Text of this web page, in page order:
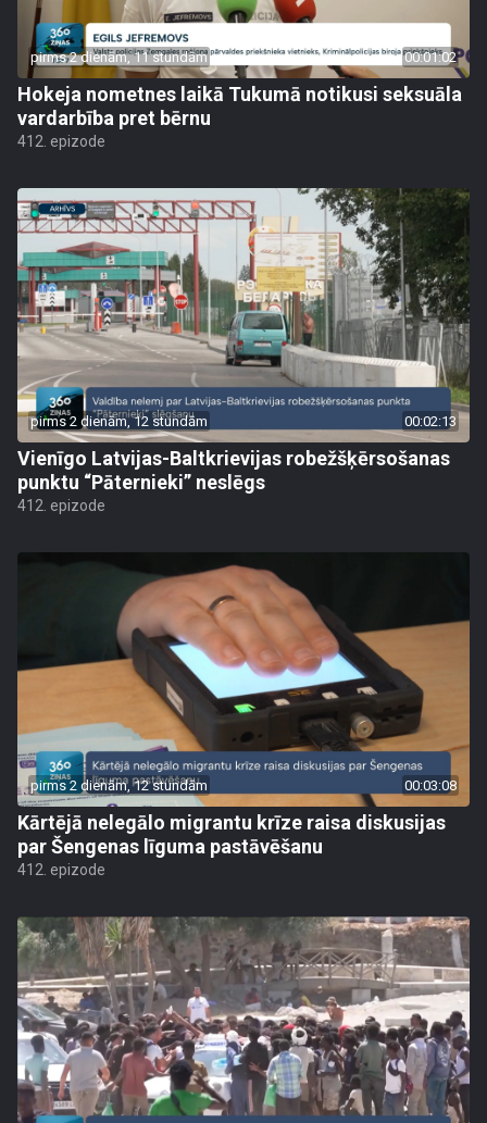
pirms 2 dienām, 11 stundām 00:01:02
Hokeja nometnes laikā Tukumā notikusi seksuāla
vardarbība pret bērnu
412. epizode
pirms 2 dienām, 12 stundām 00:02:13
Vienīgo Latvijas-Baltkrievijas robežšķērsošanas
punktu “Pāternieki” neslēgs
412. epizode
pirms 2 dienām, 12 stundām 00:03:08
Kārtējā nelegālo migrantu krīze raisa diskusijas
par Šengenas līguma pastāvēšanu
412. epizode